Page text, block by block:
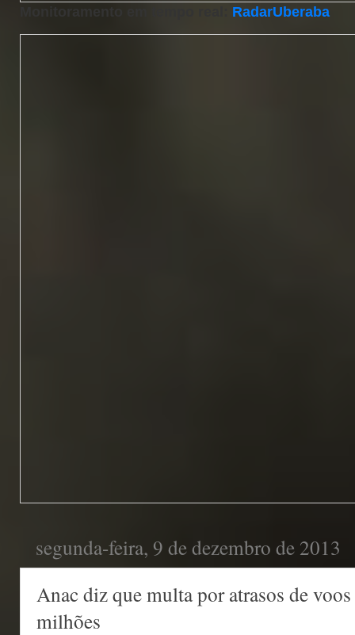
RadarUberaba
segunda-feira, 9 de dezembro de 2013
Anac diz que multa por atrasos de
milhões